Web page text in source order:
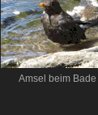
Amsel beim Bade